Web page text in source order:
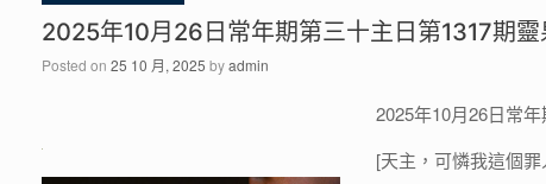
2025年10月26日常年期第三十主日第1317期
Posted on 25 10 月, 2025 byadmin
2025年10月26日常
[天主，可憐我這個